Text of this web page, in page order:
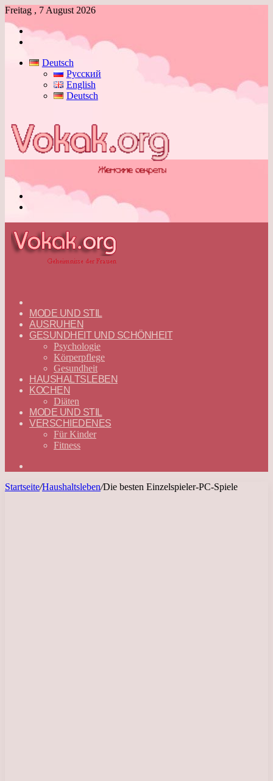
Freitag , 7 August 2026
Anmelden
Deutsch
Русский
English
Deutsch
—
DEUTSCH
MODE UND STIL
AUSRUHEN
GESUNDHEIT UND SCHÖNHEIT
Psychologie
Körperpflege
Gesundheit
HAUSHALTSLEBEN
KOCHEN
Diäten
MODE UND STIL
VERSCHIEDENES
Für Kinder
Fitness
Startseite/Haushaltsleben/Die besten Einzelspieler-PC-Spiele